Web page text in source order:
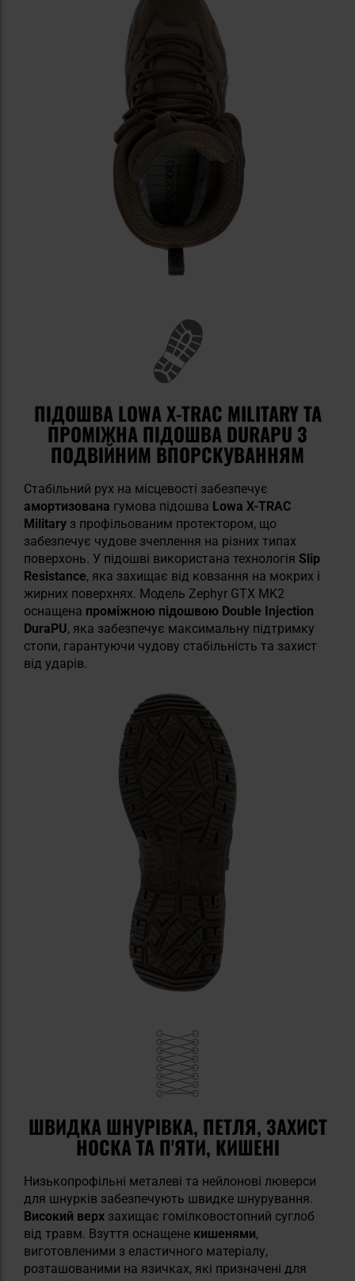
ПІДОШВА LOWA X-TRAC MILITARY ТА
ПРОМІЖНА ПІДОШВА DURAPU З
ПОДВІЙНИМ ВПОРСКУВАННЯМ
Стабільний рух на місцевості забезпечує
амортизована гумова підошва Lowa X-TRAC
Military з профільованим протектором, що
забезпечує чудове зчеплення на різних типах
поверхонь. У підошві використана технологія Slip
Resistance, яка захищає від ковзання на мокрих і
жирних поверхнях. Модель Zephyr GTX MK2
оснащена проміжною підошвою Double Injection
DuraPU, яка забезпечує максимальну підтримку
стопи, гарантуючи чудову стабільність та захист
від ударів.
ШВИДКА ШНУРІВКА, ПЕТЛЯ, ЗАХИСТ
НОСКА ТА П'ЯТИ, КИШЕНІ
Низькопрофільні металеві та нейлонові люверси
для шнурків забезпечують швидке шнурування.
Високий верх захищає гомілковостопний суглоб
від травм. Взуття оснащене кишенями,
виготовленими з еластичного матеріалу,
розташованими на язичках, які призначені для